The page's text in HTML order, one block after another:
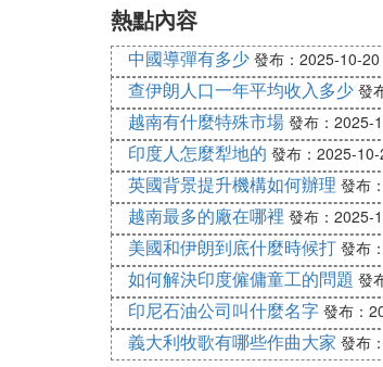
熱點內容
中國導彈有多少 發布：2025-10-
查伊朗人口一年平均收入多少 發
越南有什麼特殊市場 發布：2025-
印度人怎麼犁地的 發布：2025-
英國背景提升機構如何辦理 發布
越南最多的廠在哪裡 發布：2025-
美國和伊朗到底什麼時候打 發布
如何解決印度僱傭童工的問題 發
印尼石油公司叫什麼名字 發布：
義大利牧歌有哪些作曲大家 發布